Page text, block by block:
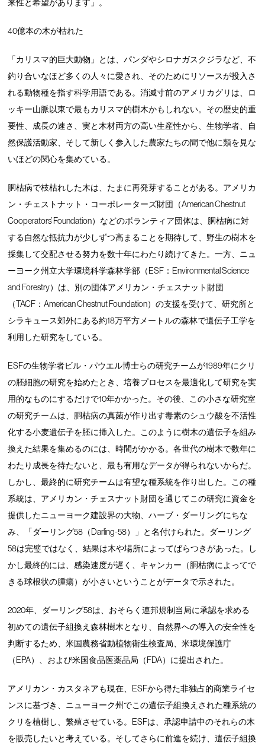
来性と希望があります」。
40億本の木が枯れた
「カリスマ的巨大動物」とは、パンダやシロナガスクジラなど、不
釣り合いなほど多くの人々に愛され、そのためにリソースが投入さ
れる動物種を指す科学用語である。消滅寸前のアメリカグリは、ロ
ッキー山脈以東で最もカリスマ的樹木かもしれない。その歴史的重
要性、成長の速さ、実と木材両方の高い生産性から、生物学者、自
然保護活動家、そして新しく参入した農家たちの間で他に類を見な
いほどの関心を集めている。
胴枯病で枝枯れした木は、たまに再発芽することがある。アメリカ
ン・チェストナット・コーポレーターズ財団（American Chestnut
Cooperators’ Foundation）などのボランティア団体は、胴枯病に対
する自然な抵抗力が少しずつ高まることを期待して、野生の樹木を
採集して交配させる努力を数十年にわたり続けてきた。一方、ニュ
ーヨーク州立大学環境科学森林学部（ESF：Environmental Science
and Forestry）は、別の団体アメリカン・チェスナット財団
（TACF：American Chestnut Foundation）の支援を受けて、研究所と
シラキュース郊外にある約18万平方メートルの森林で遺伝子工学を
利用した研究をしている。
ESFの生物学者ビル・パウエル博士らの研究チームが1989年にクリ
の胚細胞の研究を始めたとき、培養プロセスを最適化して研究を実
用的なものにするだけで10年かかった。その後、この小さな研究室
の研究チームは、胴枯病の真菌が作り出す毒素のシュウ酸を不活性
化する小麦遺伝子を胚に挿入した。このように樹木の遺伝子を組み
換えた結果を集めるのには、時間がかかる。各世代の樹木で数年に
わたり成長を待たないと、最も有用なデータが得られないからだ。
しかし、最終的に研究チームは有望な種系統を作り出した。この種
系統は、アメリカン・チェスナット財団を通じてこの研究に資金を
提供したニューヨーク建設界の大物、ハーブ・ダーリングにちな
み、「ダーリング58（Darling-58）」と名付けられた。ダーリング
58は完璧ではなく、結果は木や場所によってばらつきがあった。し
かし最終的には、感染速度が遅く、キャンカー（胴枯病によってで
きる球根状の腫瘍）が小さいということがデータで示された。
2020年、ダーリング58は、おそらく連邦規制当局に承認を求める
初めての遺伝子組換え森林樹木となり、自然界への導入の安全性を
判断するため、米国農務省動植物衛生検査局、米環境保護庁
（EPA）、および米国食品医薬品局（FDA）に提出された。
アメリカン・カスタネアも現在、ESFから得た非独占的商業ライセ
ンスに基づき、ニューヨーク州でこの遺伝子組換えされた種系統の
クリを植樹し、繁殖させている。ESFは、承認申請中のそれらの木
を販売したいと考えている。そしてさらに前進を続け、遺伝子組換